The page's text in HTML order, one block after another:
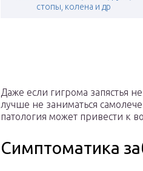
стопы, колена и др
Даже если гигрома запястья
лучше не заниматься
патология может привести к
Симптоматика